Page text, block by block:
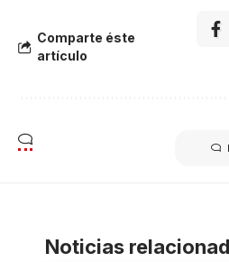
Comparte éste
artículo
Noticias